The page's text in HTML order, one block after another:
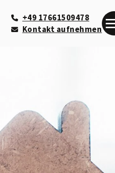
+49 17661509478
Kontakt aufnehmen